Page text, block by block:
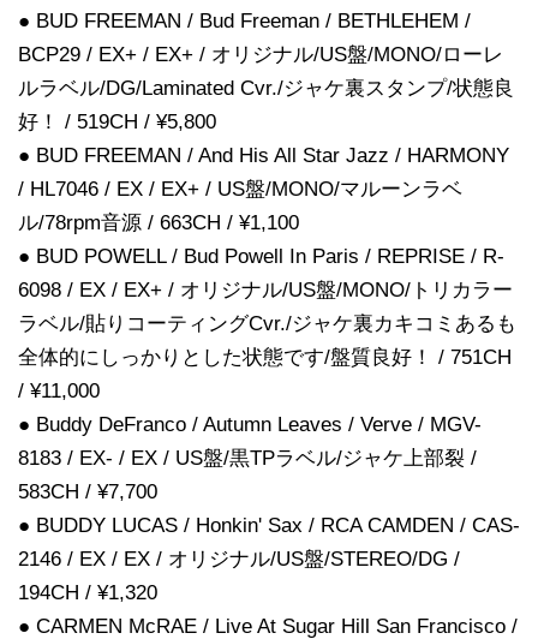
● BUD FREEMAN / Bud Freeman / BETHLEHEM /
BCP29 / EX+ / EX+ / オリジナル/US盤/MONO/ローレ
ルラベル/DG/Laminated Cvr./ジャケ裏スタンプ/状態良
好！ / 519CH / ¥5,800
● BUD FREEMAN / And His All Star Jazz / HARMONY
/ HL7046 / EX / EX+ / US盤/MONO/マルーンラベ
ル/78rpm音源 / 663CH / ¥1,100
● BUD POWELL / Bud Powell In Paris / REPRISE / R-
6098 / EX / EX+ / オリジナル/US盤/MONO/トリカラー
ラベル/貼りコーティングCvr./ジャケ裏カキコミあるも
全体的にしっかりとした状態です/盤質良好！ / 751CH
/ ¥11,000
● Buddy DeFranco / Autumn Leaves / Verve / MGV-
8183 / EX- / EX / US盤/黒TPラベル/ジャケ上部裂 /
583CH / ¥7,700
● BUDDY LUCAS / Honkin' Sax / RCA CAMDEN / CAS-
2146 / EX / EX / オリジナル/US盤/STEREO/DG /
194CH / ¥1,320
● CARMEN McRAE / Live At Sugar Hill San Francisco /